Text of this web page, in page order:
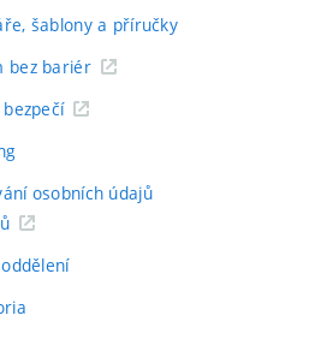
šablony a příručky
bez bariér
osobních údajů